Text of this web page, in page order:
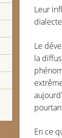
Leur
Le
la
En ce